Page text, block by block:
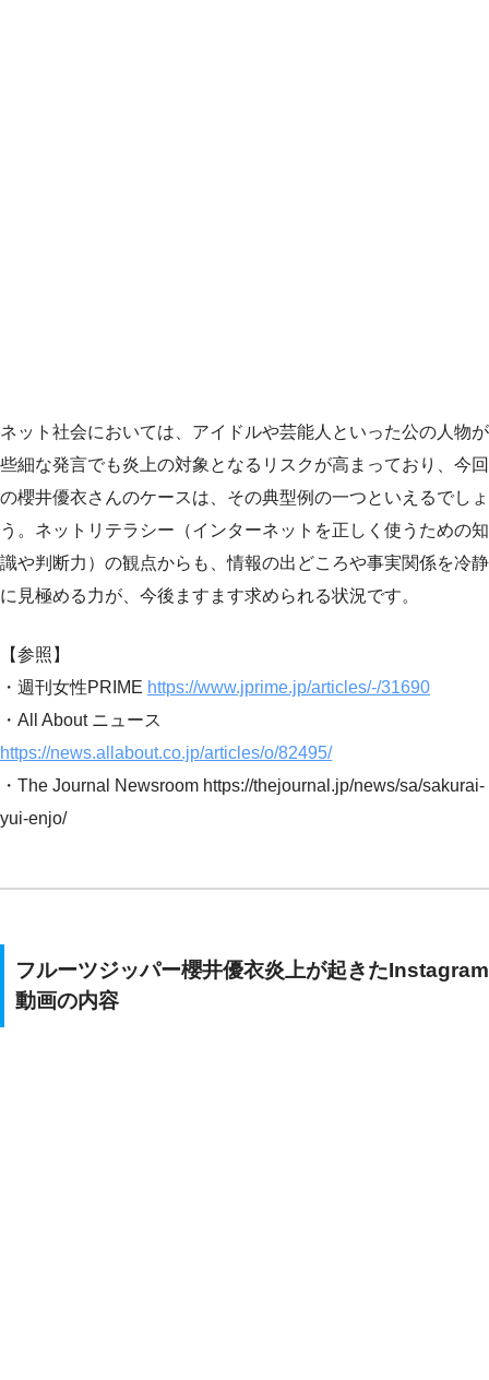
ネット社会においては、アイドルや芸能人といった公の人物が
些細な発言でも炎上の対象となるリスクが高まっており、今回
の櫻井優衣さんのケースは、その典型例の一つといえるでしょ
う。ネットリテラシー（インターネットを正しく使うための知
識や判断力）の観点からも、情報の出どころや事実関係を冷静
に見極める力が、今後ますます求められる状況です。
【参照】
・週刊女性PRIME https://www.jprime.jp/articles/-/31690
・All About ニュース
https://news.allabout.co.jp/articles/o/82495/
・The Journal Newsroom https://thejournal.jp/news/sa/sakurai-
yui-enjo/
フルーツジッパー櫻井優衣炎上が起きたInstagram
動画の内容